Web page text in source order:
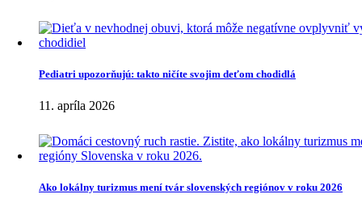
Pediatri upozorňujú: takto ničíte svojim deťom chodidlá
11. apríla 2026
Ako lokálny turizmus mení tvár slovenských regiónov v roku 2026